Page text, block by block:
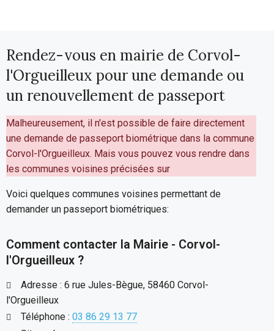
Rendez-vous en mairie de Corvol-
l'Orgueilleux pour une demande ou
un renouvellement de passeport
Malheureusement, il n'est possible de faire directement
une demande de passeport biométrique dans la commune
Corvol-l'Orgueilleux. Mais vous pouvez vous rendre dans
les communes voisines précisées sur
Voici quelques communes voisines permettant de
demander un passeport biométriques:
Comment contacter la Mairie - Corvol-
l'Orgueilleux ?
Adresse : 6 rue Jules-Bègue, 58460 Corvol-
l'Orgueilleux
Téléphone : 03 86 29 13 77